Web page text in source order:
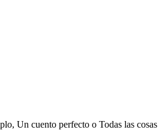
Un cuento perfecto o Todas las cosas